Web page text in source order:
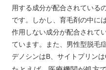
用する成分が配合されている
です。しかし、育毛剤の中に
作用しない成分が配合されて
ています。また、男性型脱毛
デノシンはB、サイトプリン